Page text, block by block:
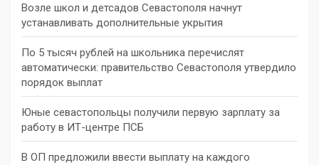
Возле школ и детсадов Севастополя начнут
устанавливать дополнительные укрытия
По 5 тысяч рублей на школьника перечислят
автоматически: правительство Севастополя утвердило
порядок выплат
Юные севастопольцы получили первую зарплату за
работу в ИТ-центре ПСБ
В ОП предложили ввести выплату на каждого